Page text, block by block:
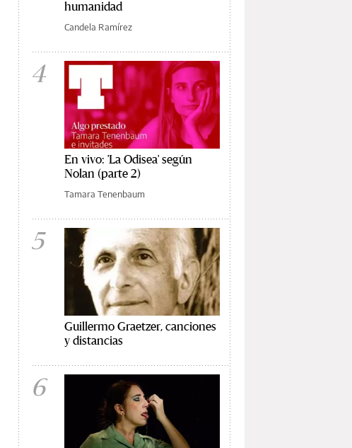
humanidad
Candela Ramírez
4
En vivo: 'La Odisea' según
Nolan (parte 2)
Tamara Tenenbaum
5
Guillermo Graetzer, canciones
y distancias
6